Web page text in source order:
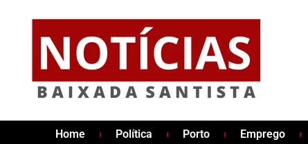
Home Política Porto Emprego